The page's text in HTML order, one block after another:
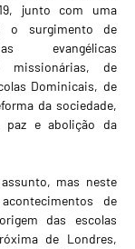
junto com uma
o surgimento de
evangélicas
missionárias, de
Dominicais, de
da sociedade,
paz e abolição da
mas neste
de
das escolas
de Londres,